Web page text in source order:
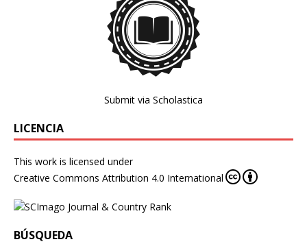
Submit via Scholastica
LICENCIA
This work is licensed under
Creative Commons Attribution 4.0 International
BÚSQUEDA